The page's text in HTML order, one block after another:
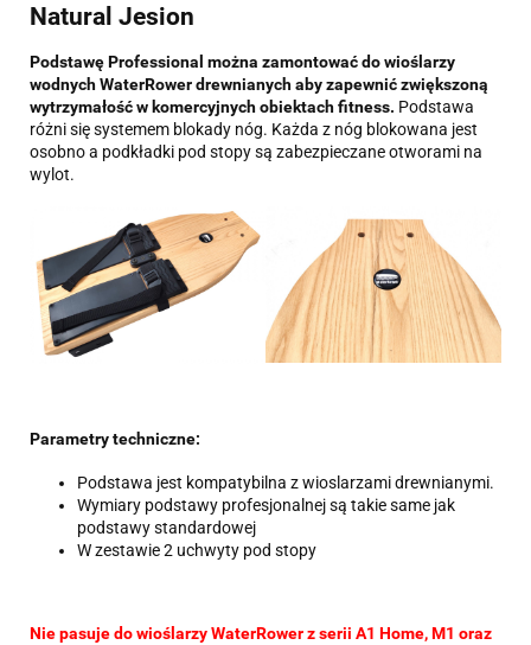
Natural Jesion
Podstawę Professional można zamontować do wioślarzy
wodnych WaterRower drewnianych aby zapewnić zwiększoną
wytrzymałość w komercyjnych obiektach fitness. Podstawa
różni się systemem blokady nóg. Każda z nóg blokowana jest
osobno a podkładki pod stopy są zabezpieczane otworami na
wylot.
Parametry techniczne:
Podstawa jest kompatybilna z wioslarzami drewnianymi.
Wymiary podstawy profesjonalnej są takie same jak
podstawy standardowej
W zestawie 2 uchwyty pod stopy
Nie pasuje do wioślarzy WaterRower z serii A1 Home, M1 oraz